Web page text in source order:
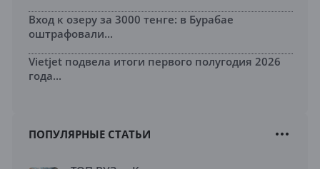
Вход к озеру за 3000 тенге: в Бурабае
оштрафовали...
Vietjet подвела итоги первого полугодия 2026
года...
ПОПУЛЯРНЫЕ СТАТЬИ